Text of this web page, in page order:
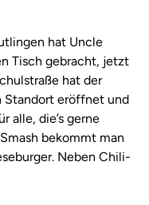
hat Uncle
Tisch gebracht, jetzt
hat der
Standort eröffnet und
alle, die’s gerne
bekommt man
Neben Chili-